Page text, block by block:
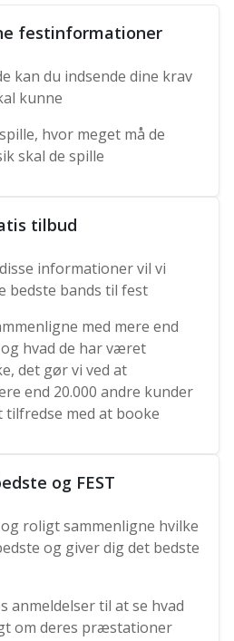
festinformationer
kan du indsende dine krav
kunne
hvor meget må de
skal de spille
tilbud
informationer vil vi
bedste bands til fest
med mere end
hvad de har været
det gør vi ved at
end 20.000 andre kunder
med at booke
og FEST
roligt sammenligne hvilke
og giver dig det bedste
anmeldelser til at se hvad
om deres præstationer